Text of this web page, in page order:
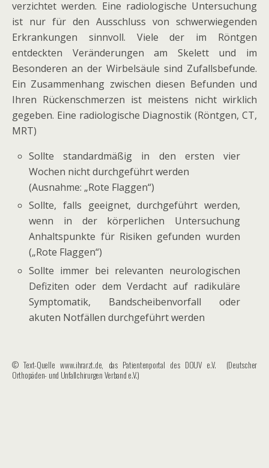
verzichtet werden. Eine radiologische Untersuchung
ist nur für den Ausschluss von schwerwiegenden
Erkrankungen sinnvoll. Viele der im Röntgen
entdeckten Veränderungen am Skelett und im
Besonderen an der Wirbelsäule sind Zufallsbefunde.
Ein Zusammenhang zwischen diesen Befunden und
Ihren Rückenschmerzen ist meistens nicht wirklich
gegeben. Eine radiologische Diagnostik (Röntgen, CT,
MRT)
Sollte standardmäßig in den ersten vier
Wochen nicht durchgeführt werden
(Ausnahme: „Rote Flaggen“)
Sollte, falls geeignet, durchgeführt werden,
wenn in der körperlichen Untersuchung
Anhaltspunkte für Risiken gefunden wurden
(„Rote Flaggen“)
Sollte immer bei relevanten neurologischen
Defiziten oder dem Verdacht auf radikuläre
Symptomatik, Bandscheibenvorfall oder
akuten Notfällen durchgeführt werden
© Text-Quelle www.ihrarzt.de, das Patientenportal des DOUV e.V. (Deutscher
Orthopäden- und Unfallchirurgen Verband e.V.)